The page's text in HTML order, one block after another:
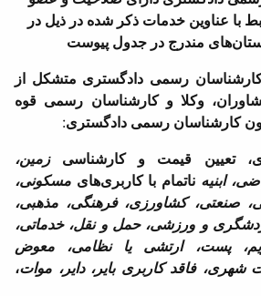
با عناوین خدمات ذکر شده در ذیل در
مندرج در جدول پیوست
رسمی دادگستری متشکل از
وکلا و کارشناسان رسمی قوه
:
تعیین قیمت و کارشناسیزمین،
ابنیه ناتمام با کاربری‌های مسکونی،
صنعتی، کشاورزی، فرهنگی، مذهبی،
و ورزشی، حمل و نقل، خدماتی،
پست، ارتشی یا نظامی، معوض
شهری، فاقد کاربری بایر، دایر، موات،